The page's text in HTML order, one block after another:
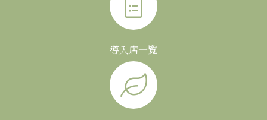
導入店一覧